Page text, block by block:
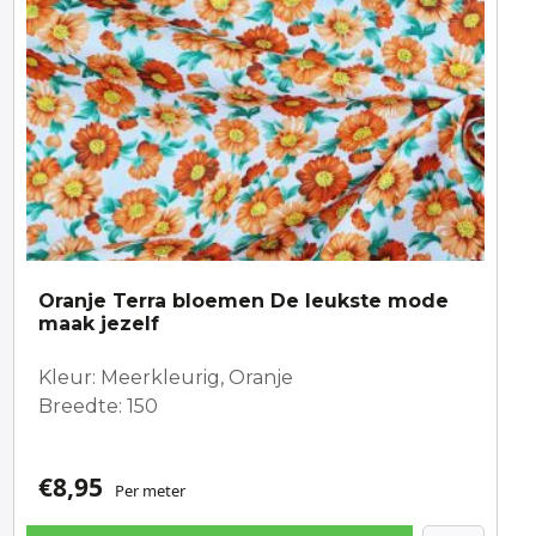
Oranje Terra bloemen De leukste mode
maak jezelf
Kleur: Meerkleurig, Oranje
Breedte: 150
€8,95 Per meter